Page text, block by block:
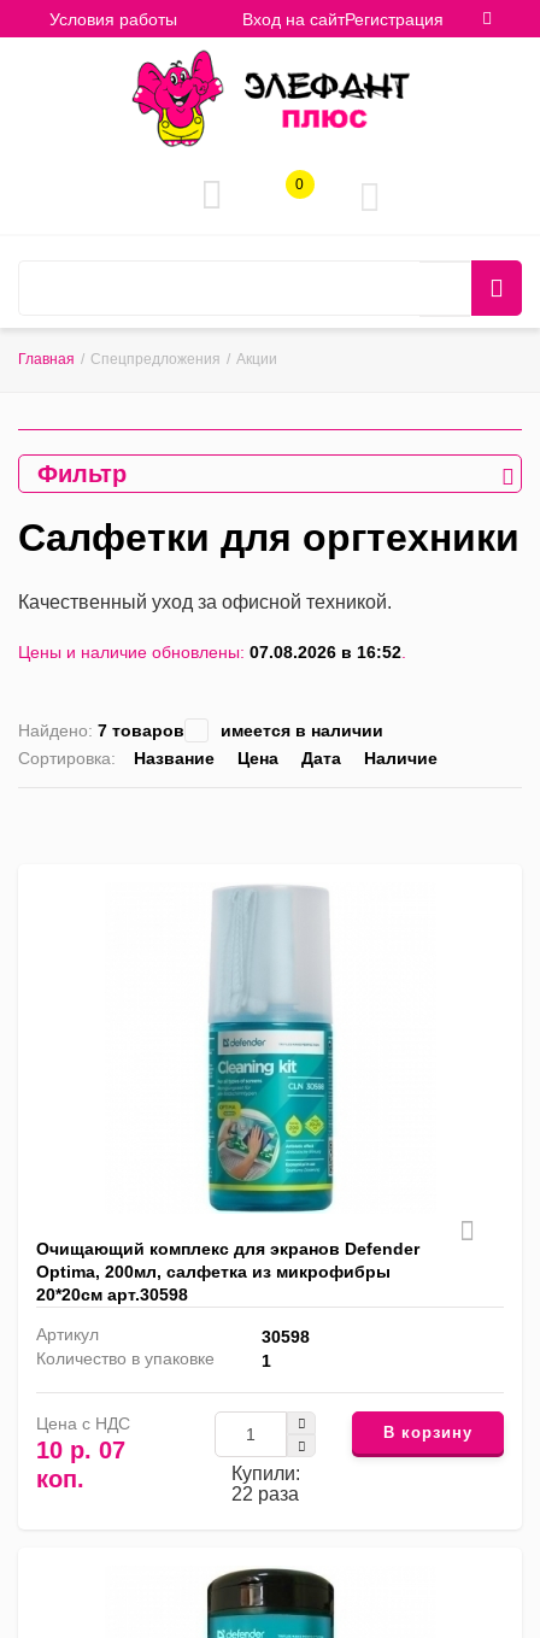
Условия работы Вход на сайтРегистрация
0
Главная / Спецпредложения / Акции
Фильтр
Салфетки для оргтехники
Качественный уход за офисной техникой.
Цены и наличие обновлены: 07.08.2026 в 16:52.
Найдено: 7 товаров
имеется в наличии
Сортировка:
Название Цена Дата Наличие
Очищающий комплекс для экранов Defender
Optima, 200мл, салфетка из микрофибры
20*20см арт.30598
Артикул
30598
Количество в упаковке
1
Цена с НДС
10 р. 07
коп.
Купили:
22 раза
В корзину